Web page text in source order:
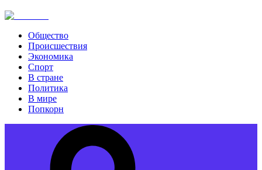
Общество
Происшествия
Экономика
Спорт
В стране
Политика
В мире
Попкорн